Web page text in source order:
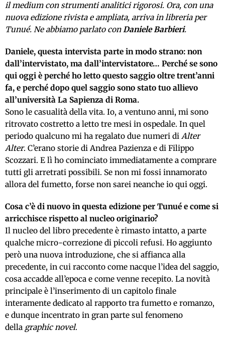
il medium con strumenti analitici rigorosi. Ora, con una
nuova edizione rivista e ampliata, arriva in libreria per
Tunué. Ne abbiamo parlato conDaniele Barbieri.
Daniele, questa intervista parte in modo strano: non
dall’intervistato, ma dall’intervistatore… Perché se sono
qui oggi è perché ho letto questo saggio oltre trent’anni
fa, e perché dopo quel saggio sono stato tuo allievo
all’università La Sapienza di Roma.
Sono le casualità della vita. Io, a ventuno anni, mi sono
ritrovato costretto a letto tre mesi in ospedale. In quel
periodo qualcuno mi ha regalato due numeri di Alter
Alter. C’erano storie di Andrea Pazienza e di Filippo
Scozzari. E lì ho cominciato immediatamente a comprare
tutti gli arretrati possibili. Se non mi fossi innamorato
allora del fumetto, forse non sarei neanche io qui oggi.
Cosa c’è di nuovo in questa edizione per Tunué e come si
arricchisce rispetto al nucleo originario?
Il nucleo del libro precedente è rimasto intatto, a parte
qualche micro-correzione di piccoli refusi. Ho aggiunto
però una nuova introduzione, che si affianca alla
precedente, in cui racconto come nacque l’idea del saggio,
cosa accadde all’epoca e come venne recepito. La novità
principale è l’inserimento di un capitolo finale
interamente dedicato al rapporto tra fumetto e romanzo,
e dunque incentrato in gran parte sul fenomeno
della graphic novel.